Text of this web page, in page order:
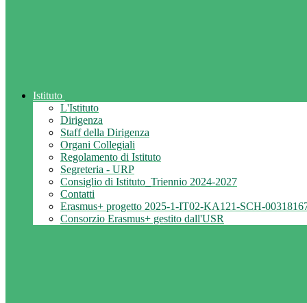
Istituto
L'Istituto
Dirigenza
Staff della Dirigenza
Organi Collegiali
Regolamento di Istituto
Segreteria - URP
Consiglio di Istituto_Triennio 2024-2027
Contatti
Erasmus+ progetto 2025-1-IT02-KA121-SCH-
Consorzio Erasmus+ gestito dall'USR